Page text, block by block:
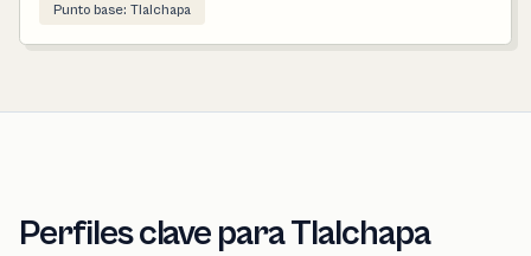
Punto base: Tlalchapa
Perfiles clave para Tlalchapa